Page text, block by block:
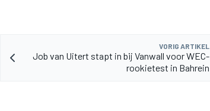
VORIG ARTIKEL
Job van Uitert stapt in bij Vanwall voor WEC-
rookietest in Bahrein